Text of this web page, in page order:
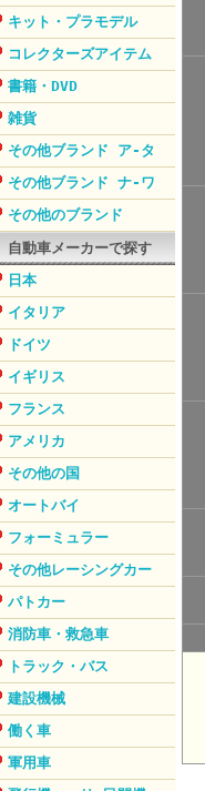
キット・プラモデル
コレクターズアイテム
書籍・DVD
雑貨
その他ブランド ア-タ
その他ブランド ナ-ワ
その他のブランド
自動車メーカーで探す
日本
イタリア
ドイツ
イギリス
フランス
アメリカ
その他の国
オートバイ
フォーミュラー
その他レーシングカー
パトカー
消防車・救急車
トラック・バス
建設機械
働く車
軍用車